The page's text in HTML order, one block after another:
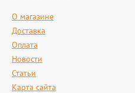
О магазине
Доставка
Оплата
Новости
Статьи
Карта сайта